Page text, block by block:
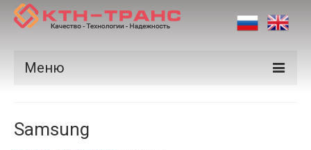
Меню
Производители
Samsung